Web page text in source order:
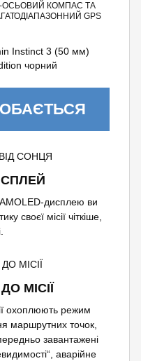
ОСЬОВИЙ КОМПАС ТА
GPS
дисплею ви
своєї місії чіткіше,
МІСІЇ
охоплюють режим
маршрутних точок,
завантажені
аварійне